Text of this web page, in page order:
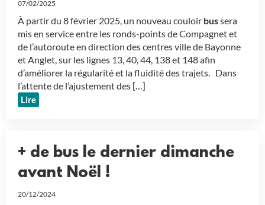
07/02/2025
À partir du 8 février 2025, un nouveau couloir bussera
mis en service entre les ronds-points de Compagnet et
de l’autoroute en direction des centres ville de Bayonne
et Anglet, sur les lignes 13, 40, 44, 138 et 148 afin
d’améliorer la régularité et la fluidité des trajets. Dans
l’attente de l’ajustement des […]
Lire
+ de bus le dernier dimanche
avant Noël !
20/12/2024